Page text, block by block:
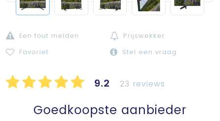
Een fout melden
Prijswekker
Favoriet
Stel een vraag
9.2 23 reviews
Goedkoopste aanbieder